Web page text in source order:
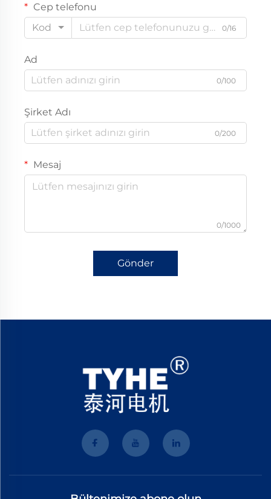
Cep telefonu
Kod
0/16
Ad
0/100
Şirket Adı
0/200
Mesaj
0/1000
Gönder